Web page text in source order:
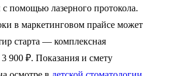
помощью лазерного протокола.
в маркетинговом прайсе может
старта — комплексная
3 900 ₽. Показания и смету